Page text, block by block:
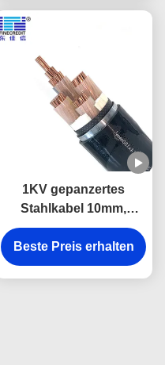
1KV gepanzertes
Stahlkabel 10mm,
niedriger Rauch-
nullhalogen-Draht LZSH
XLPE
Beste Preis erhalten